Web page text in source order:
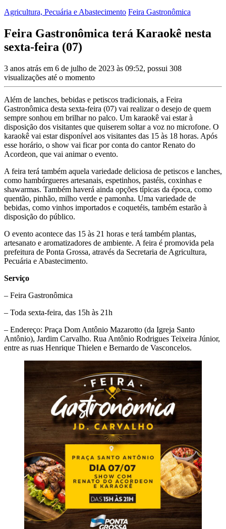
Agricultura, Pecuária e Abastecimento Feira Gastronômica
Feira Gastronômica terá Karaokê nesta
sexta-feira (07)
3 anos atrás em 6 de julho de 2023 às 09:52, possui 308
visualizações até o momento
Além de lanches, bebidas e petiscos tradicionais, a Feira
Gastronômica desta sexta-feira (07) vai realizar o desejo de quem
sempre sonhou em brilhar no palco. Um karaokê vai estar à
disposição dos visitantes que quiserem soltar a voz no microfone. O
karaokê vai estar disponível aos visitantes das 15 às 18 horas. Após
esse horário, o show vai ficar por conta do cantor Renato do
Acordeon, que vai animar o evento.
A feira terá também aquela variedade deliciosa de petiscos e lanches,
como hambúrgueres artesanais, espetinhos, pastéis, coxinhas e
shawarmas. Também haverá ainda opções típicas da época, como
quentão, pinhão, milho verde e pamonha. Uma variedade de
bebidas, como vinhos importados e coquetéis, também estarão à
disposição do público.
O evento acontece das 15 às 21 horas e terá também plantas,
artesanato e aromatizadores de ambiente. A feira é promovida pela
prefeitura de Ponta Grossa, através da Secretaria de Agricultura,
Pecuária e Abastecimento.
Serviço
– Feira Gastronômica
– Toda sexta-feira, das 15h às 21h
– Endereço: Praça Dom Antônio Mazarotto (da Igreja Santo
Antônio), Jardim Carvalho. Rua Antônio Rodrigues Teixeira Júnior,
entre as ruas Henrique Thielen e Bernardo de Vasconcelos.